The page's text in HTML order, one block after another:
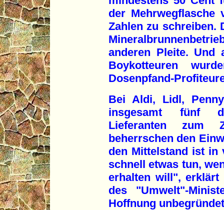
der
Zahlen zu schreiben.
anderen Pleite. Und
Boykotteuren
Dosenpfand-
Bei Aldi, Lidl,
insgesamt fünf
Lieferanten zum
beherrschen den
den Mittelstand ist in
schnell etwas tun,
erhalten will", erklärt
des "Umwelt"-
Hoffnung